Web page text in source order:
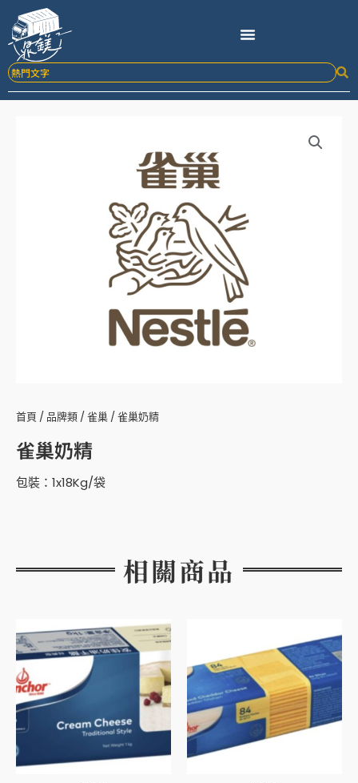
要
內
首頁 / 品牌類 /雀巢 / 雀巢奶精
雀巢奶精
包裝：1x18Kg/袋
相關商品